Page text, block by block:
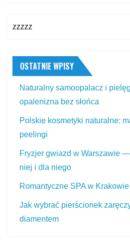
zzzzz
OSTATNIE WPISY
Naturalny samoopalacz i
opalenizna bez słońca
Polskie kosmetyki naturalne:
peelingi
Fryzjer gwiazd w Warszawie
niej i dla niego
Romantyczne SPA w
Jak wybrać pierścionek
diamentem